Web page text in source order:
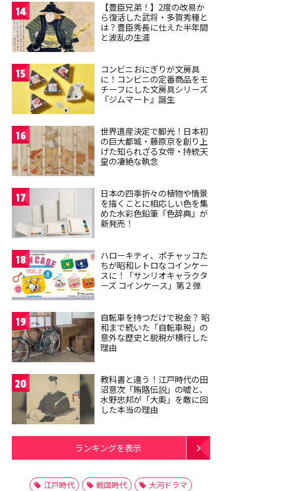
14
【豊臣兄弟！】2度の改易か
ら復活した武将・多賀秀種と
は？豊臣秀長に仕えた半年間
と波乱の生涯
15
コンビニおにぎりが文房具
に！コンビニの定番商品をモ
チーフにした文房具シリーズ
『ジムマート』誕生
16
世界遺産決定で脚光！日本初
の巨大都城・藤原京を創り上
げた知られざる女帝・持統天
皇の凄絶な執念
17
日本の四季折々の植物や情景
を描くことに相応しい色を集
めた水彩色鉛筆『色辞典』が
新発売！
18
ハローキティ、ポチャッコた
ちが昭和レトロなコインケー
スに！「サンリオキャラクタ
ーズ コインケース」第２弾
19
自転車を持つだけで税金？ 昭
和まで続いた「自転車税」の
意外な歴史と脱税が横行した
理由
20
教科書と違う！江戸時代の田
沼意次「賄賂伝説」の嘘と、
水野忠邦が「大奥」を敵に回
した本当の理由
ランキングを表示
江戸時代 戦国時代
大河ドラマ